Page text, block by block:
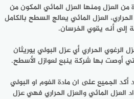
من العزل ومنها العزل المائي المكون من
العزل المائي يعالج السطح بالكامل
إلى أنه يقوي الخرسان.
الحراري أي عزل البولي يوريثان
أوصت بها شركة ينبع لعوازل الأسطح.
أكد الجميع على ان مادة الفوم او البولي
العزل المائي والعزل الحراري فهي عزل